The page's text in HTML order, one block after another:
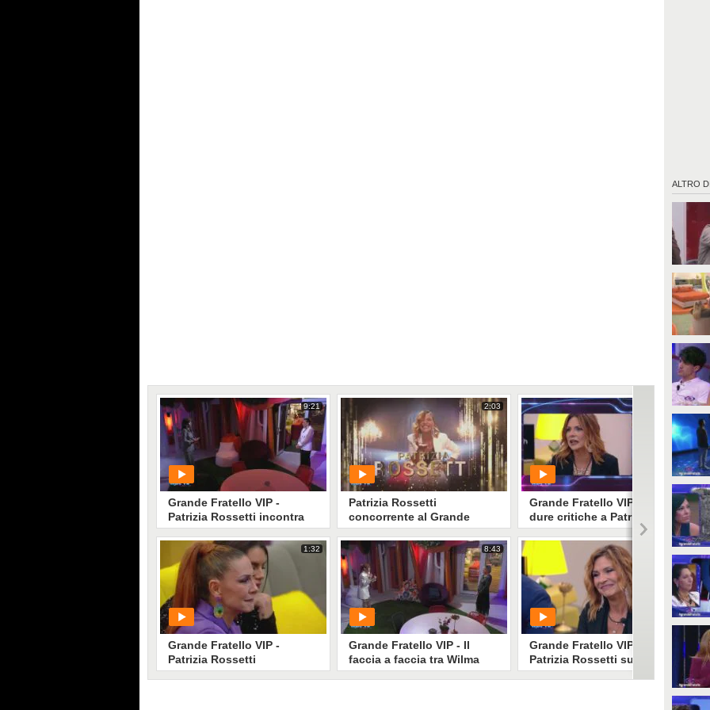
ALTRO DI
9:21
Grande Fratello VIP -
Patrizia Rossetti incontra
Emanuela Folliero
PLAY
1• diMediaset
1:32
Grande Fratello VIP -
Patrizia Rossetti
preoccupata per i rapporti
2:03
Patrizia Rossetti
concorrente al Grande
Fratello Vip
1• di Mediaset
8:43
Grande Fratello VIP - Il
faccia a faccia tra Wilma
Goich e Patrizia Rossetti
3:55
Grande Fratello VIP - Le
dure critiche a Patrizia
Rossetti
PLAY
1• diMediaset
3:24
Grande Fratello VIP -
Patrizia Rossetti supporta
Pamela Prati